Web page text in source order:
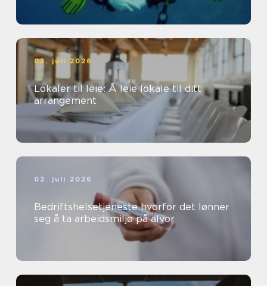
03. juli 2026
Lokaler til leie: Å leie lokale til ditt
arrangement
02. juli 2026
Bedriftshelsetjeneste hvorfor det lønner
seg å ta arbeidsmiljø på alvor